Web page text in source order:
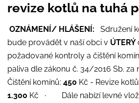
revize kotlů na tuhá
OZNÁMENÍ/ HLÁŠENÍ: Sdružení
bude provádět v naší obci v ÚTERÝ
požadované kontroly a čištění
paliva dle zákonu č. 34/2016 Sb.
Čištění komínů: 450 Kč - Revize
1.300 Kč · Dále nabízí levné